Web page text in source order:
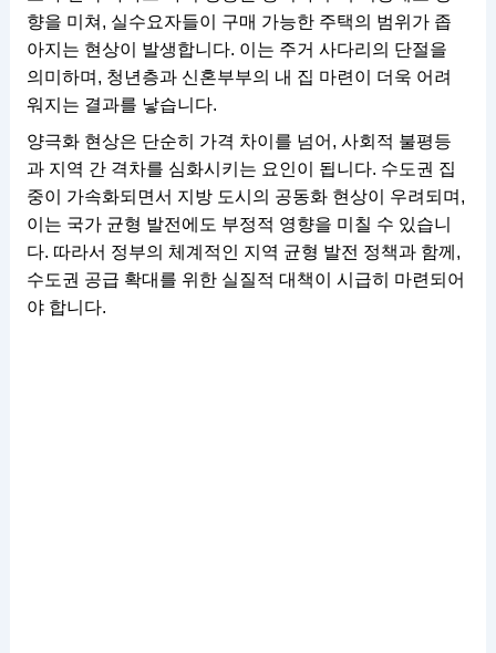
향을 미쳐, 실수요자들이 구매 가능한 주택의 범위가 좁
아지는 현상이 발생합니다. 이는 주거 사다리의 단절을
의미하며, 청년층과 신혼부부의 내 집 마련이 더욱 어려
워지는 결과를 낳습니다.
양극화 현상은 단순히 가격 차이를 넘어, 사회적 불평등
과 지역 간 격차를 심화시키는 요인이 됩니다. 수도권 집
중이 가속화되면서 지방 도시의 공동화 현상이 우려되며,
이는 국가 균형 발전에도 부정적 영향을 미칠 수 있습니
다. 따라서 정부의 체계적인 지역 균형 발전 정책과 함께,
수도권 공급 확대를 위한 실질적 대책이 시급히 마련되어
야 합니다.